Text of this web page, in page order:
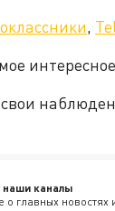
,
наши каналы
о главных